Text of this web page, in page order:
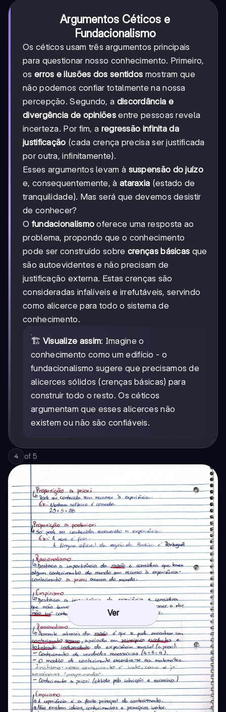
Argumentos Céticos e
Fundacionalismo
Os céticos usam três argumentos principais
para questionar nosso conhecimento. Primeiro,
os erros e ilusões dos sentidos mostram que
não podemos confiar totalmente na nossa
percepção. Segundo, a discordância e
divergência de opiniõesentre pessoas revela
incerteza. Por fim, a regressão infinita da
justificação (cada crença precisa ser justificada
por outra, infinitamente).
Esses argumentos levam à suspensão do juízo
e, consequentemente, à ataraxia (estado de
tranquilidade). Mas será que devemos desistir
de conhecer?
O fundacionalismo oferece uma resposta ao
problema, propondo que o conhecimento
pode ser construído sobre crenças básicas que
são autoevidentes e não precisam de
justificação externa. Estas crenças são
consideradas infalíveis e irrefutáveis, servindo
como alicerce para todo o sistema de
conhecimento.
🏗️ Visualize assim: Imagine o
conhecimento como um edifício - o
fundacionalismo sugere que precisamos de
alicerces sólidos (crenças básicas) para
construir todo o resto. Os céticos
argumentam que esses alicerces não
existem ou não são confiáveis.
4 of 5
Ver